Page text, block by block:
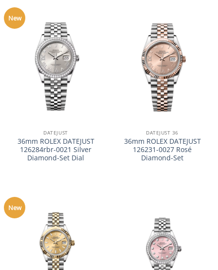
New
DATEJUST
36mm ROLEX DATEJUST
126284rbr-0021 Silver
Diamond-Set Dial
DATEJUST 36
36mm ROLEX DATEJUST
126231-0027 Rosé
Diamond-Set
New